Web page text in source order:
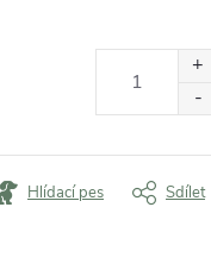
Hlídací pes Sdílet